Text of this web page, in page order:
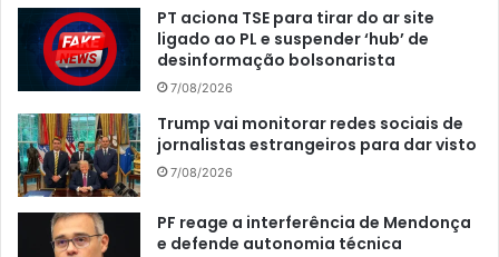
PT aciona TSE para tirar do ar site
ligado ao PL e suspender ‘hub’ de
desinformação bolsonarista
7/08/2026
Trump vai monitorar redes sociais de
jornalistas estrangeiros para dar visto
7/08/2026
PF reage a interferência de Mendonça
e defende autonomia técnica